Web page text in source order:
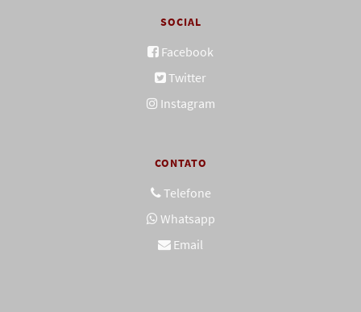
SOCIAL
Facebook
Twitter
Instagram
CONTATO
Telefone
Whatsapp
Email